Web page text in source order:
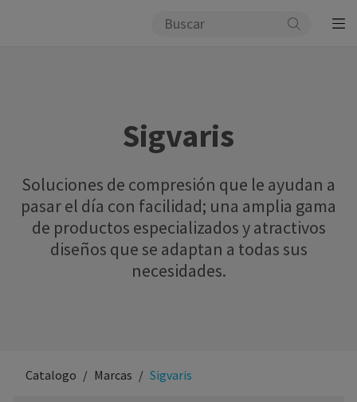
Sigvaris
Soluciones de compresión que le ayudan a
pasar el día con facilidad; una amplia gama
de productos especializados y atractivos
diseños que se adaptan a todas sus
necesidades.
Catalogo Marcas Sigvaris